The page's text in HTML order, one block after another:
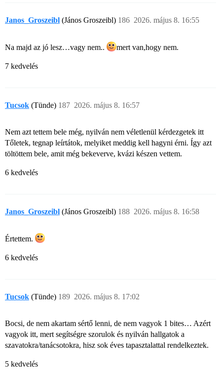
Janos_Groszeibl (János Groszeibl) 2026. május 8. 16:55
186
Na majd az jó lesz…vagy nem.. mert van,hogy nem.
7 kedvelés
Tucsok (Tünde) 2026. május 8. 16:57
187
Nem azt tettem bele még, nyilván nem véletlenül kérdezgetek itt
Tőletek, tegnap leírtátok, melyiket meddig kell hagyni érni. Így azt
töltöttem bele, amit még bekeverve, kvázi készen vettem.
6 kedvelés
Janos_Groszeibl (János Groszeibl) 2026. május 8. 16:58
188
Értettem.
6 kedvelés
Tucsok (Tünde) 2026. május 8. 17:02
189
Bocsi, de nem akartam sértő lenni, de nem vagyok 1 bites… Azért
vagyok itt, mert segítségre szorulok és nyilván hallgatok a
szavatokra/tanácsotokra, hisz sok éves tapasztalattal rendelkeztek.
5 kedvelés